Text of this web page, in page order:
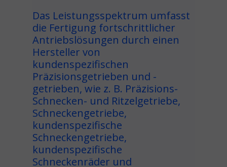
Das Leistungsspektrum umfasst
die Fertigung fortschrittlicher
Antriebslösungen durch einen
Hersteller von
kundenspezifischen
Präzisionsgetrieben und -
getrieben, wie z. B. Präzisions-
Schnecken- und Ritzelgetriebe,
Schneckengetriebe,
kundenspezifische
Schneckengetriebe,
kundenspezifische
Schneckenräder und